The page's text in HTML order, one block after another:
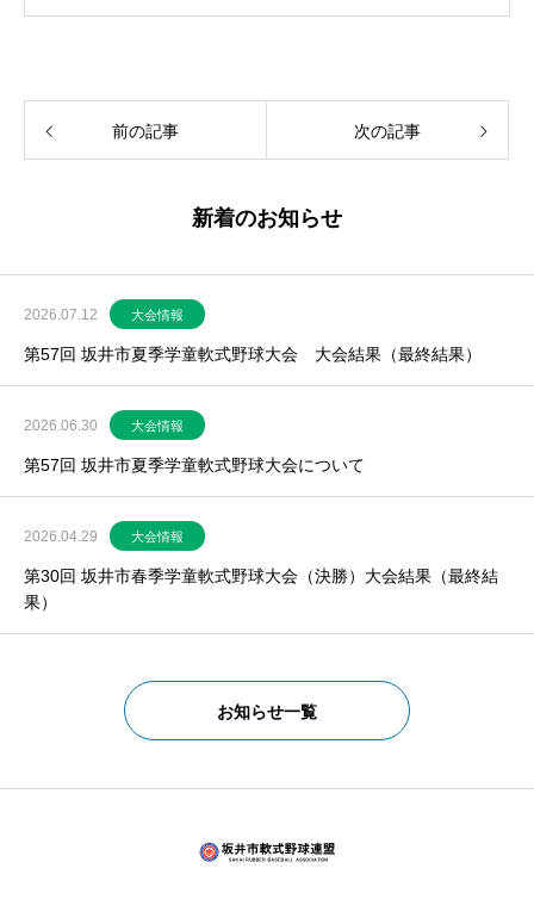
前の記事 次の記事
新着のお知らせ
2026.07.12 大会情報
第57回 坂井市夏季学童軟式野球大会 大会結果（最終結果）
2026.06.30 大会情報
第57回 坂井市夏季学童軟式野球大会について
2026.04.29 大会情報
第30回 坂井市春季学童軟式野球大会（決勝）大会結果（最終結
果）
お知らせ一覧